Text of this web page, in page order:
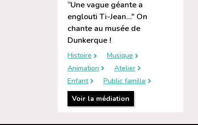
“Une vague géante a
englouti Ti-Jean…" On
chante au musée de
Dunkerque !
Histoire
Musique
Animation
Atelier
Enfant
Public famille
Voir la médiation